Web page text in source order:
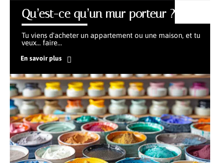
Qu’est-ce qu’un mur porteur ?
Tu viens d'acheter un appartement ou une maison, et tu
veux... faire…
En savoir plus